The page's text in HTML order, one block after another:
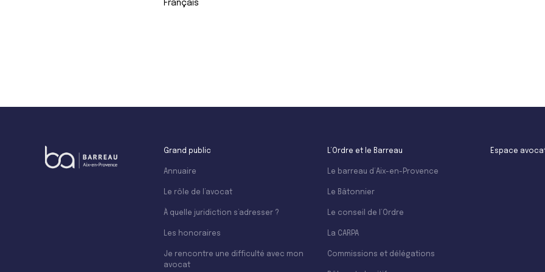
Français
Grand public
Annuaire
Le rôle de l’avocat
À quelle juridiction s’adresser ?
Les honoraires
Je rencontre une difficulté avec mon
avocat
L’Ordre et le Barreau
Le barreau d’Aix-en-Provence
Le Bâtonnier
Le conseil de l’Ordre
La CARPA
Commissions et délégations
Espace